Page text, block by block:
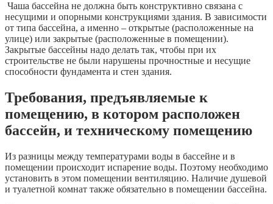
Чаша бассейна не должна быть конструктивно связана с
несущими и опорными конструкциями здания. В зависимости
от типа бассейна, а именно – открытые (расположенные на
улице) или закрытые (расположенные в помещении).
Закрытые бассейны надо делать так, чтобы при их
строительстве не были нарушены прочностные и несущие
способности фундамента и стен здания.
Требования, предъявляемые к
помещению, в котором расположен
бассейн, и техническому помещению
Из разницы между температурами воды в бассейне и в
помещении происходит испарение воды. Поэтому необходимо
установить в этом помещении вентиляцию. Наличие душевой
и туалетной комнат также обязательно в помещении бассейна.